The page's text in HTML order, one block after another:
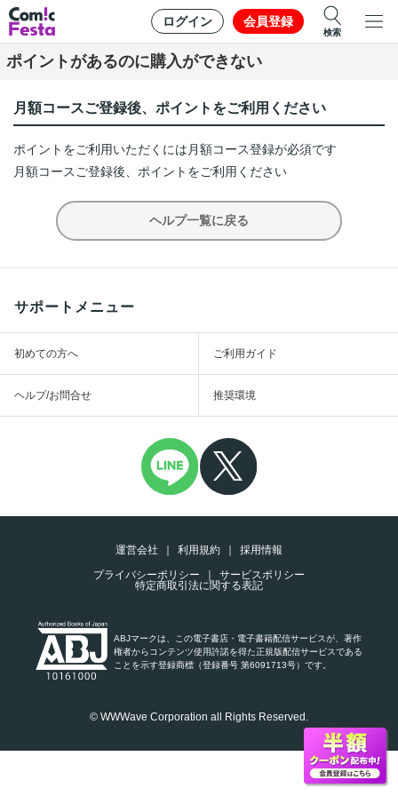
ログイン 会員登録
検索
ポイントがあるのに購入ができない
月額コースご登録後、ポイントをご利用ください
ポイントをご利用いただくには月額コース登録が必須です
月額コースご登録後、ポイントをご利用ください
ヘルプ一覧に戻る
サポートメニュー
初めての方へ ご利用ガイド
ヘルプ/お問合せ 推奨環境
運営会社 利用規約
採用情報
プライバシーポリシー
サービスポリシー
特定商取引法に関する表記
ABJマークは、この電子書店・電子書籍配信サービスが、著作
権者からコンテンツ使用許諾を得た正規版配信サービスである
ことを示す登録商標（登録番号 第6091713号）です。
© WWWave Corporation all Rights Reserved.